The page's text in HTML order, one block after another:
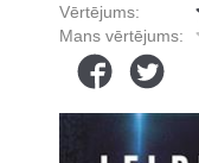
Vērtējums:
Mans vērtējums: